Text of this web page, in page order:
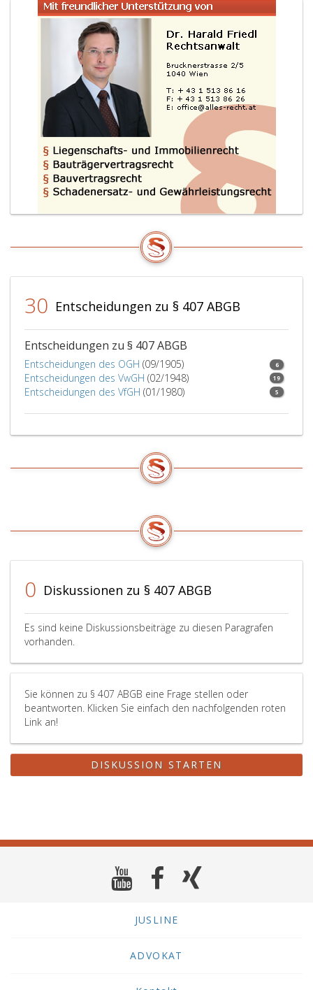
30 Entscheidungen zu § 407 ABGB
Entscheidungen zu § 407 ABGB
Entscheidungen des OGH (09/1905) 6
Entscheidungen des VwGH (02/1948) 19
Entscheidungen des VfGH (01/1980) 5
0 Diskussionen zu § 407 ABGB
Es sind keine Diskussionsbeiträge zu diesen Paragrafen
vorhanden.
Sie können zu § 407 ABGB eine Frage stellen oder
beantworten. Klicken Sie einfach den nachfolgenden roten
Link an!
DISKUSSION STARTEN
JUSLINE
ADVOKAT